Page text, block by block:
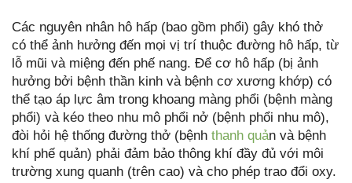
Các nguyên nhân hô hấp (bao gồm phổi) gây khó thở
có thể ảnh hưởng đến mọi vị trí thuộc đường hô hấp, từ
lỗ mũi và miệng đến phế nang. Để cơ hô hấp (bị ảnh
hưởng bởi bệnh thần kinh và bệnh cơ xương khớp) có
thể tạo áp lực âm trong khoang màng phổi (bệnh màng
phổi) và kéo theo nhu mô phổi nở (bệnh phổi nhu mô),
đòi hỏi hệ thống đường thở (bệnh thanh quản và bệnh
khí phế quản) phải đảm bảo thông khí đầy đủ với môi
trường xung quanh (trên cao) và cho phép trao đổi oxy.